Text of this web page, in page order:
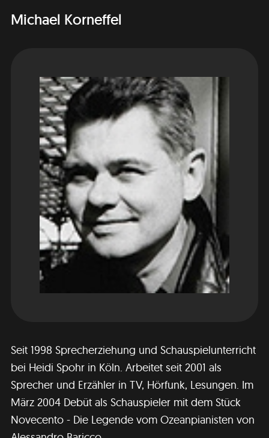
Michael Korneffel
Seit 1998 Sprecherziehung und Schauspielunterricht
bei Heidi Spohr in Köln. Arbeitet seit 2001 als
Sprecher und Erzähler in TV, Hörfunk, Lesungen. Im
März 2004 Debüt als Schauspieler mit dem Stück
Novecento - Die Legende vom Ozeanpianisten von